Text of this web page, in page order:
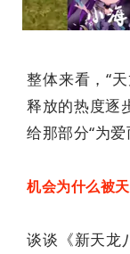
整体来看，“
释放的热度逐
给那部分“为爱
机会为什么被
谈谈《新天龙